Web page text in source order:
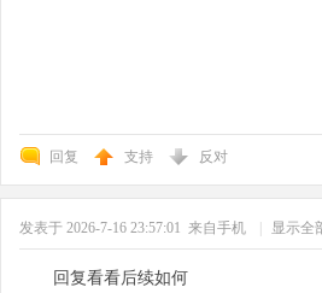
回复 支持 反对
发表于 2026-7-16 23:57:01 来自手机 显示全
回复看看后续如何